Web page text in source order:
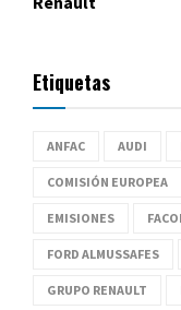
Etiquetas
ANFAC AUDI
COMISIÓN EUROPEA
EMISIONES
FORD ALMUSSAFES
GRUPO RENAULT